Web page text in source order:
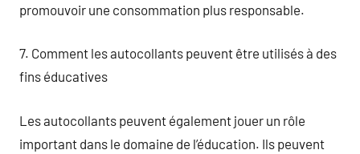
promouvoir une consommation plus responsable.
7. Comment les autocollants peuvent être utilisés à des
fins éducatives
Les autocollants peuvent également jouer un rôle
important dans le domaine de l’éducation. Ils peuvent